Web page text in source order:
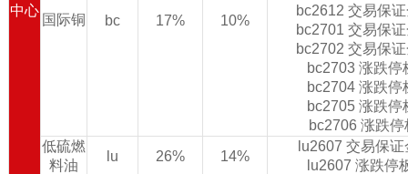
中心
国际铜 bc 17% 10%
bc2612 交易保
bc2701 交易保
bc2702 交易保
bc2703 涨跌
bc2704 涨跌
bc2705 涨跌
bc2706 涨跌
低硫燃
料油
lu 26% 14%
lu2607 交易保
lu2607 涨跌停